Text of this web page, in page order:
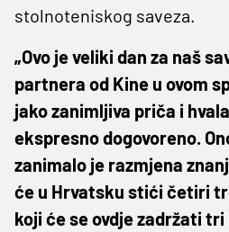
stolnoteniskog saveza.
„Ovo je veliki dan za naš
partnera od Kine u ovom
jako zanimljiva priča i
ekspresno dogovoreno.
zanimalo je razmjena
će u Hrvatsku stići četiri
koji će se ovdje zadržati